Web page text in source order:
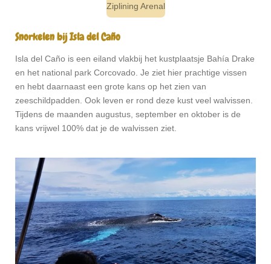
Ziplining Arenal
Snorkelen bij Isla del Caño
Isla del Caño is een eiland vlakbij het kustplaatsje Bahía Drake
en het national park Corcovado. Je ziet hier prachtige vissen
en hebt daarnaast een grote kans op het zien van
zeeschildpadden. Ook leven er rond deze kust veel walvissen.
Tijdens de maanden augustus, september en oktober is de
kans vrijwel 100% dat je de walvissen ziet.